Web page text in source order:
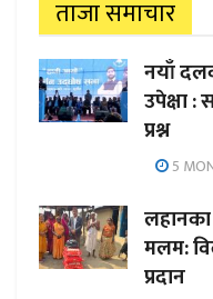
ताजा समाचार
नयाँ
उपेक्षा :
प्रश्न
5
लहानका
मलम:
प्रदान